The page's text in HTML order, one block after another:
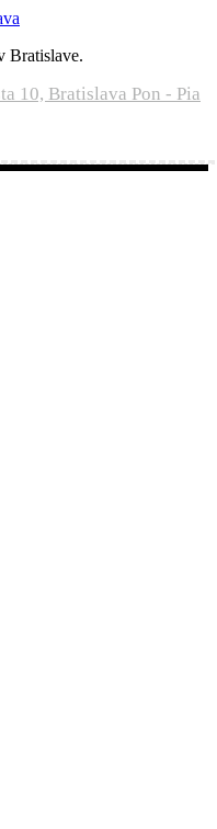
Bratislave.
10, Bratislava Pon - Pia